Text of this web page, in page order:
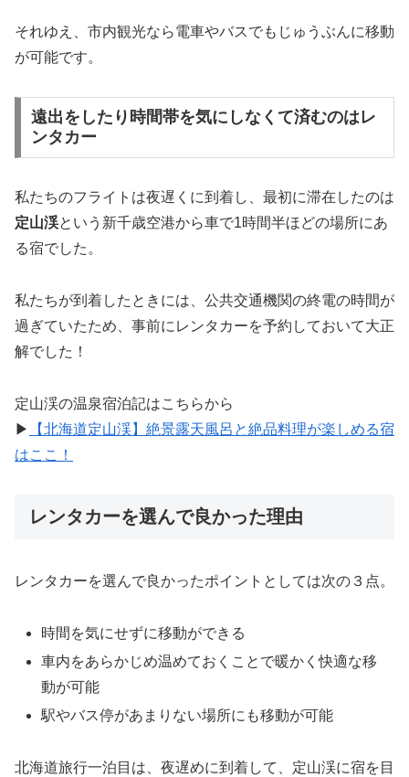
それゆえ、市内観光なら電車やバスでもじゅうぶんに移動
が可能です。
遠出をしたり時間帯を気にしなくて済むのはレ
ンタカー
私たちのフライトは夜遅くに到着し、最初に滞在したのは
定山渓という新千歳空港から車で1時間半ほどの場所にあ
る宿でした。
私たちが到着したときには、公共交通機関の終電の時間が
過ぎていたため、事前にレンタカーを予約しておいて大正
解でした！
定山渓の温泉宿泊記はこちらから
▶︎
【北海道定山渓】絶景露天風呂と絶品料理が楽しめる宿
はここ！
レンタカーを選んで良かった理由
レンタカーを選んで良かったポイントとしては次の３点。
時間を気にせずに移動ができる
車内をあらかじめ温めておくことで暖かく快適な移
動が可能
駅やバス停があまりない場所にも移動が可能
北海道旅行一泊目は、夜遅めに到着して、定山渓に宿を目